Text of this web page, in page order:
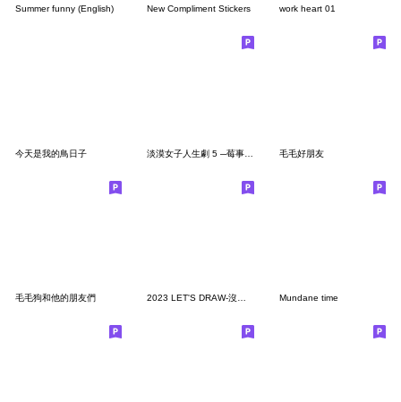
Summer funny (English) New Compliment Stickers work heart 01
今天是我的鳥日子 毛毛好朋友
毛毛狗和他的朋友們 Mundane time